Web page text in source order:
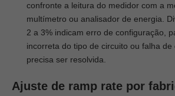
confronte a leitura do medidor com a
multímetro ou analisador de energia.
2 a 3% indicam erro de configuração,
incorreta do tipo de circuito ou falha de
precisa ser resolvida.
Ajuste de ramp rate por